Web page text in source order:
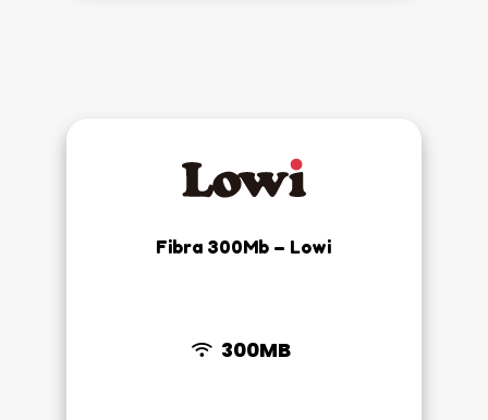
Fibra 300Mb – Lowi
300MB